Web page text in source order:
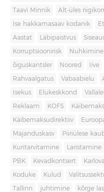
Taavi Minnik Alt-üles
Ise hakkamasaav kodanik
Aastat Läbipaistvus
Korruptsioonirisk Nuhkimine
õiguskantsler Noored Iive
Rahvaalgatus Vabaabielu
Isekus Elukeskkond
Reklaam KOFS Käibemaks
Käibemaksudirektiiv
Majanduskasv Piiriülese
Kuritarvitamine Laristamine
PBK Kevadkontsert
Koduke Kulud
Tallinn juhtimine kõrge